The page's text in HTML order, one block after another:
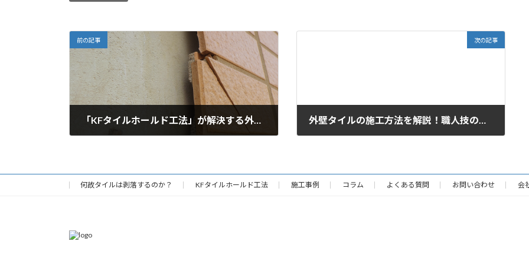
前の記事 次の記事
何故タイルは剥落するのか？ KFタイルホールド工法 施工事例 コラム よくある質問 お問い合わせ 会